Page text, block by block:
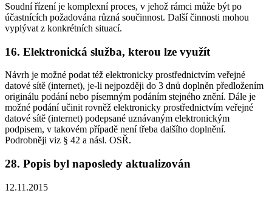
Soudní řízení je komplexní proces, v jehož rámci může být po
účastnících požadována různá součinnost. Další činnosti mohou
vyplývat z konkrétních situací.
16. Elektronická služba, kterou lze využít
Návrh je možné podat též elektronicky prostřednictvím veřejné
datové sítě (internet), je-li nejpozději do 3 dnů doplněn předložením
originálu podání nebo písemným podáním stejného znění. Dále je
možné podání učinit rovněž elektronicky prostřednictvím veřejné
datové sítě (internet) podepsané uznávaným elektronickým
podpisem, v takovém případě není třeba dalšího doplnění.
Podrobněji viz § 42 a násl. OSŘ.
28. Popis byl naposledy aktualizován
12.11.2015